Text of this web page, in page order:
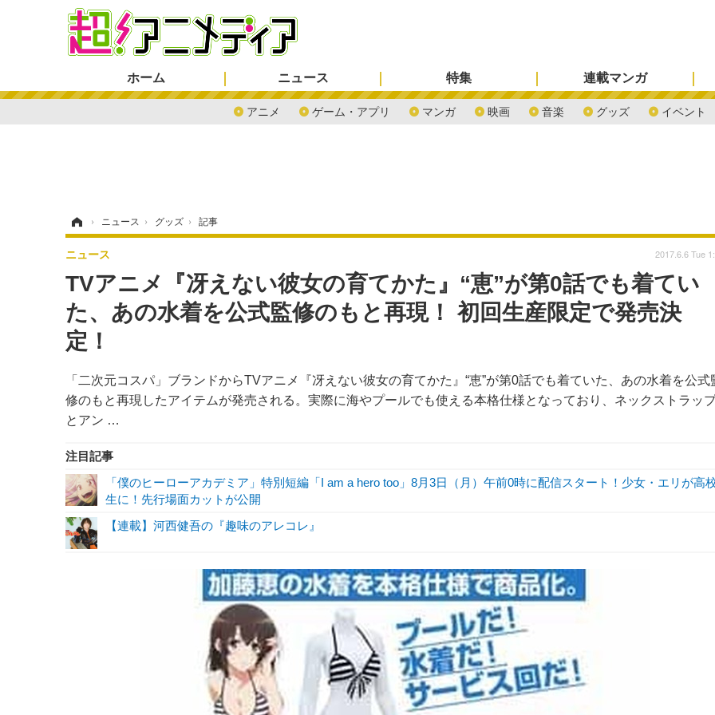
ホーム ニュース
アニメ ゲーム・アプリ マンガ 映画 音楽 グッズ イベント
特集 連載マンガ
› ニュース › グッズ › 記事
TVアニメ『冴えない彼女の育てかた』“恵”が第0話でも着てい
た、あの水着を公式監修のもと再現！ 初回生産限定で発売決
定！
「二次元コスパ」ブランドからTVアニメ『冴えない彼女の育てかた』“恵”が第0話でも着ていた、あの水着を公式
修のもと再現したアイテムが発売される。実際に海やプールでも使える本格仕様となっており、ネックストラッ
とアン …
ニュース 2017.6.6 Tue
注目記事
「僕のヒーローアカデミア」特別短編「I am a hero too」8月3日（月）午前0時に配信スタート！少女・エリが高
生に！先行場面カットが公開
【連載】河西健吾の『趣味のアレコレ』